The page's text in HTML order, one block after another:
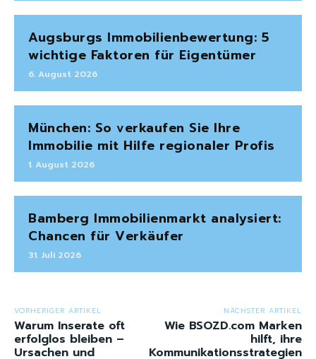
Augsburgs Immobilienbewertung: 5
wichtige Faktoren für Eigentümer
6. August 2026
München: So verkaufen Sie Ihre
Immobilie mit Hilfe regionaler Profis
1. August 2026
Bamberg Immobilienmarkt analysiert:
Chancen für Verkäufer
31. Juli 2026
VORHERIGER ARTIKEL
Warum Inserate oft
erfolglos bleiben –
Ursachen und
NÄCHSTER ARTIKEL
Wie BSOZD.com Marken
hilft, ihre
Kommunikationsstrategien